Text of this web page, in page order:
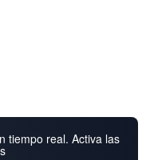
tiempo real. Activa las